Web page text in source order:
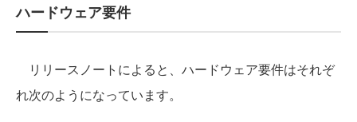
ハードウェア要件
リリースノートによると、ハードウェア要件はそれぞ
れ次のようになっています。